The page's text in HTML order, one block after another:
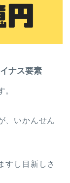
ナス要素
。
、いかんせん
すし目新しさ